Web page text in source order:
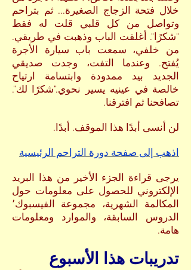
خلال فتحة الزجاج الصغيرة... ثم بتراحم
وتواصل من كل قلبي قلت له فقط
"شكرًا". أغلقت الباب وذهبت في طريقي.
من خلفي، سمعت باب سيارة الأجرة
يُفتح. وعندما التفت، وجدت صديقي
الجديد بيد ممدودة وابتسامة ارتياح
خالصة في عينيه يسير نحوي."شكرًا لك".
تصافحنا ثم افترقنا.
لن أنسى أبدًا هذا الموقف. أبدًا.
اذهب إلى صفحة دورة التراحم الرئيسية
يرجى قراءة الجزء الأخير من هذا البريد
الإلكتروني للحصول على معلومات حول
المكالمة الشهرية، مجموعة الفيسبوك٬
الدروس السابقة، والموارد ومعلومات
هامة.
تدريبات هذا الأسبوع